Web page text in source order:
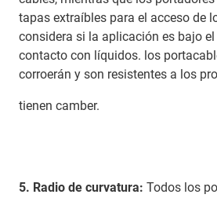
tapas extraíbles para el acceso de
considera si la aplicación es bajo
contacto con líquidos. los
corroerán y son resistentes a los
tienen camber.
5. Radio de curvatura: Todos los